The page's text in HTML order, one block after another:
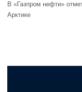
В «Газпром нефти»
Арктике